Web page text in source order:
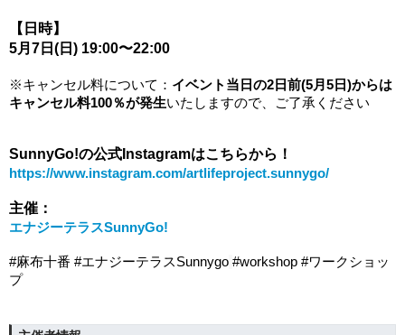
【日時】
5月7日(日) 19:00〜22:00
※キャンセル料について： イベント当日の2日前(5月5日)からは
キャンセル料100％が発生いたしますので、ご了承ください
SunnyGo!の公式Instagramはこちらから！
https://www.instagram.com/artlifeproject.sunnygo/
主催：
エナジーテラスSunnyGo!
#麻布十番 #エナジーテラスSunnygo #workshop #ワークショッ
プ